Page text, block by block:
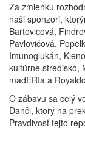
Za zmienku
naši sponzori,
Bartovicová,
Pavlovičová,
Imunoglukán,
kultúrne stredisko,
madERIa a
O zábavu sa celý
Danči, ktorý na
Pravdivosť tejto